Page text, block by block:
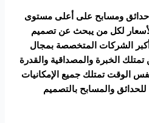
ومسابح على أعلى مستوى
لكل من يبحث عن تصميم
الشركات المتخصصة بمجال
الخبرة والمصداقية والقدرة
الوقت تمتلك جميع الإمكانيات
للحدائق والمسابح بالتصميم